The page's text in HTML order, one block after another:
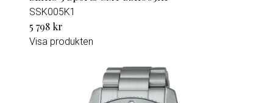
SSK005K1
5 798 kr
Visa produkten